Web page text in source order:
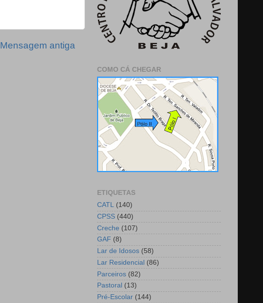
Mensagem antiga
COMO CÁ CHEGAR
ETIQUETAS
CATL (140)
CPSS (440)
Creche (107)
GAF (8)
Lar de Idosos (58)
Lar Residencial (86)
Parceiros (82)
Pastoral (13)
Pré-Escolar (144)